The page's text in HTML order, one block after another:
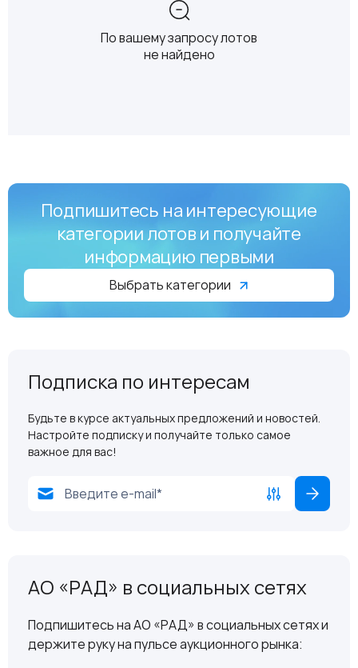
По вашему запросу лотов
не найдено
Подпишитесь на интересующие
категории лотов и получайте
информацию первыми
Выбрать категории
Подписка по интересам
Будьте в курсе актуальных предложений и новостей.
Настройте подписку и получайте только самое
важное для вас!
АО «РАД» в социальных сетях
Подпишитесь на АО «РАД» в социальных сетях и
держите руку на пульсе аукционного рынка: